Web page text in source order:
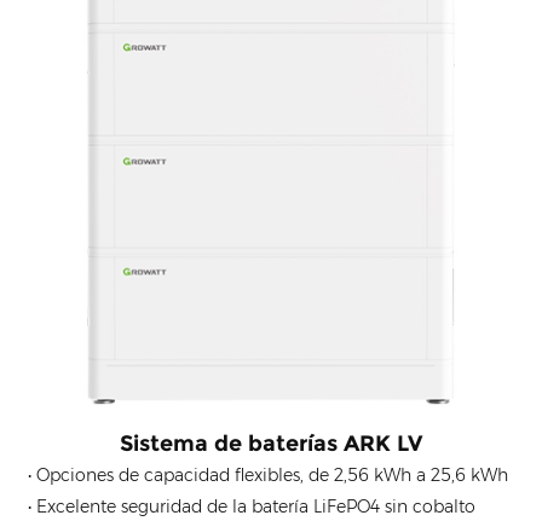
Sistema de baterías ARK LV
• Opciones de capacidad flexibles, de 2,56 kWh a 25,6 kWh
• Excelente seguridad de la batería LiFePO4 sin cobalto